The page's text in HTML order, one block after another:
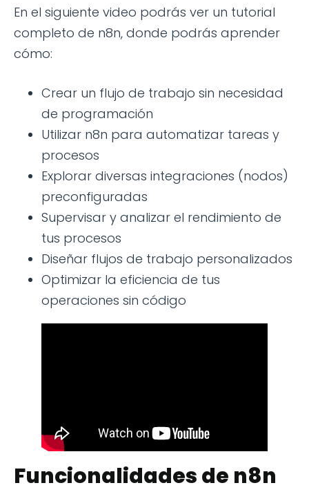
En el siguiente video podrás ver un tutorial
completo de n8n, donde podrás aprender
cómo:
Crear un flujo de trabajo sin necesidad
de programación
Utilizar n8n para automatizar tareas y
procesos
Explorar diversas integraciones (nodos)
preconfiguradas
Supervisar y analizar el rendimiento de
tus procesos
Diseñar flujos de trabajo personalizados
Optimizar la eficiencia de tus
operaciones sin código
Funcionalidades de n8n